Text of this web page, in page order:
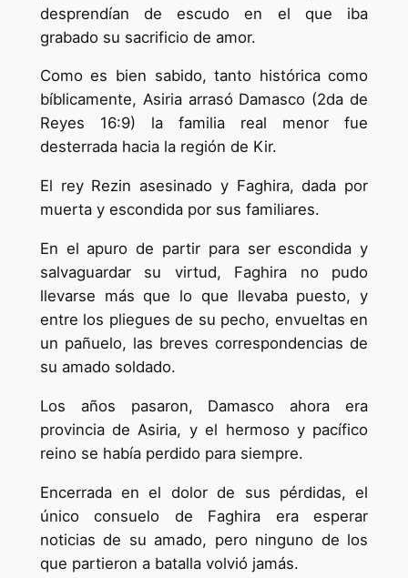
desprendían de escudo en el que iba
grabado su sacrificio de amor.
Como es bien sabido, tanto histórica como
bíblicamente, Asiria arrasó Damasco (2da de
Reyes 16:9) la familia real menor fue
desterrada hacia la región de Kir.
El rey Rezin asesinado y Faghira, dada por
muerta y escondida por sus familiares.
En el apuro de partir para ser escondida y
salvaguardar su virtud, Faghira no pudo
llevarse más que lo que llevaba puesto, y
entre los pliegues de su pecho, envueltas en
un pañuelo, las breves correspondencias de
su amado soldado.
Los años pasaron, Damasco ahora era
provincia de Asiria, y el hermoso y pacífico
reino se había perdido para siempre.
Encerrada en el dolor de sus pérdidas, el
único consuelo de Faghira era esperar
noticias de su amado, pero ninguno de los
que partieron a batalla volvió jamás.